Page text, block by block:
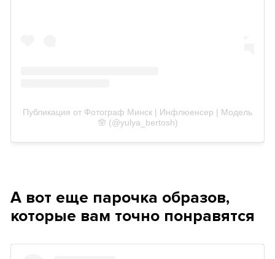
Публикация от Фотограф Минск | Инфлюенсер | Модель
🪬 (@yulya_bertosh)
А вот еще парочка образов,
которые вам точно понравятся